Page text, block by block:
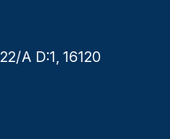
A D:1, 16120